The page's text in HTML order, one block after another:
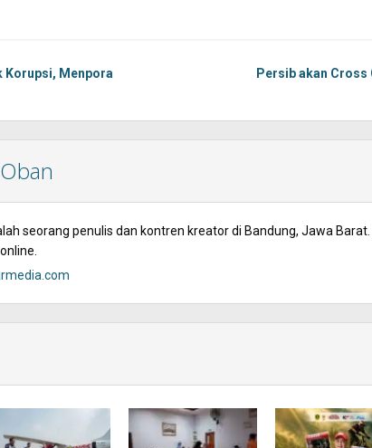
Korupsi, Menpora
Persib akan
Oban
seorang penulis dan kontren kreator di Bandung, Jawa